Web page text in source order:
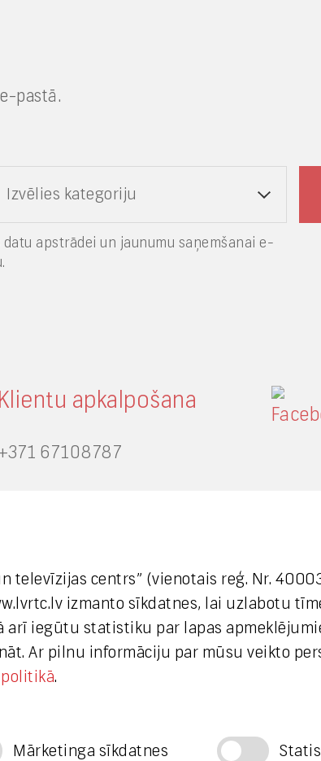
televīzijas centrs” (vienotais reģ. Nr.
izmanto sīkdatnes, lai uzlabotu
arī iegūtu statistiku par lapas
Ar pilnu informāciju par mūsu veikto
.
Mārketinga sīkdatnes
pastā.
Izvēlies kategoriju
apstrādei un jaunumu saņemšanai e-
Klientu apkalpošana
67108787
29665001
© VAS Latvijas Valsts radio un
televīzijas centrs, 2020